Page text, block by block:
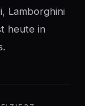
Lamborghini
heute in